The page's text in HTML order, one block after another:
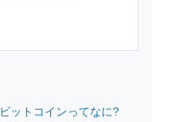
ビットコインってなに?